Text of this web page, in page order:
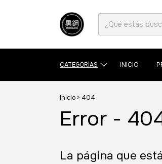
CATEGORÍAS INICIO
Inicio > 404
Error -
La página que